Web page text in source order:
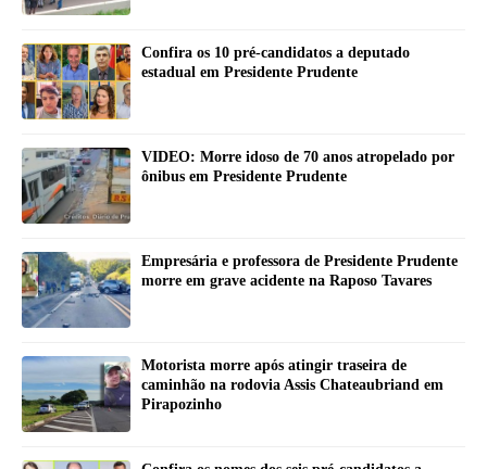
Confira os 10 pré-candidatos a deputado
estadual em Presidente Prudente
VIDEO: Morre idoso de 70 anos atropelado por
ônibus em Presidente Prudente
Empresária e professora de Presidente Prudente
morre em grave acidente na Raposo Tavares
Motorista morre após atingir traseira de
caminhão na rodovia Assis Chateaubriand em
Pirapozinho